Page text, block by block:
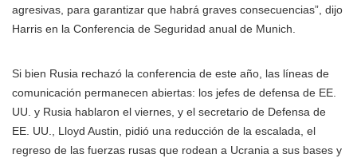
agresivas, para garantizar que habrá graves consecuencias”, dijo
Harris en la Conferencia de Seguridad anual de Munich.
Si bien Rusia rechazó la conferencia de este año, las líneas de
comunicación permanecen abiertas: los jefes de defensa de EE.
UU. y Rusia hablaron el viernes, y el secretario de Defensa de
EE. UU., Lloyd Austin, pidió una reducción de la escalada, el
regreso de las fuerzas rusas que rodean a Ucrania a sus bases y